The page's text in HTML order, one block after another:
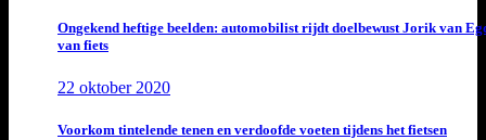
Ongekend heftige beelden: automobilist rijdt doelbewust Jorik van
van fiets
22 oktober 2020
Voorkom tintelende tenen en verdoofde voeten tijdens het fietsen